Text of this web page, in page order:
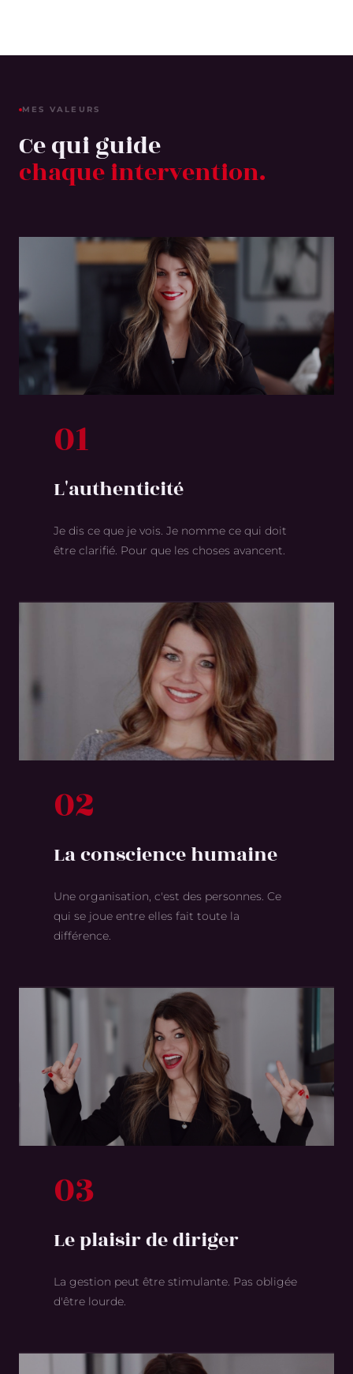
MES VALEURS
Ce qui guide
chaque intervention.
01
L'authenticité
Je dis ce que je vois. Je nomme ce qui doit
être clarifié. Pour que les choses avancent.
02
La conscience humaine
Une organisation, c'est des personnes. Ce
qui se joue entre elles fait toute la
différence.
03
Le plaisir de diriger
La gestion peut être stimulante. Pas obligée
d'être lourde.